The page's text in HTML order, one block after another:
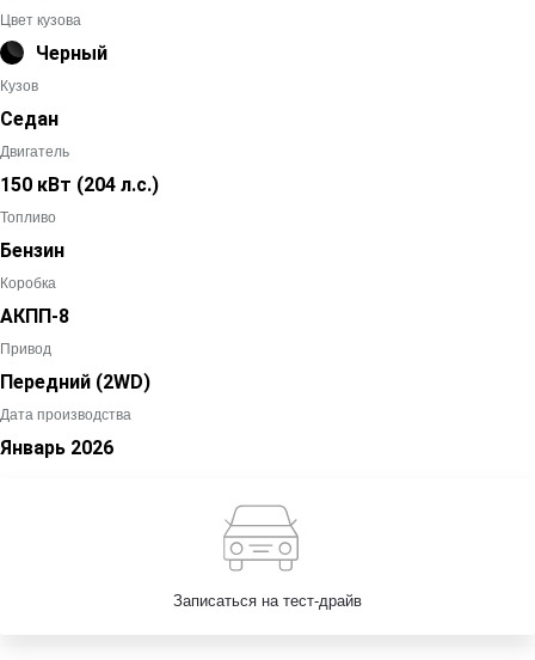
Цвет кузова
Черный
Кузов
Седан
Двигатель
150 кВт (204 л.с.)
Топливо
Бензин
Коробка
АКПП-8
Привод
Передний (2WD)
Дата производства
Январь 2026
Записаться на тест-драйв